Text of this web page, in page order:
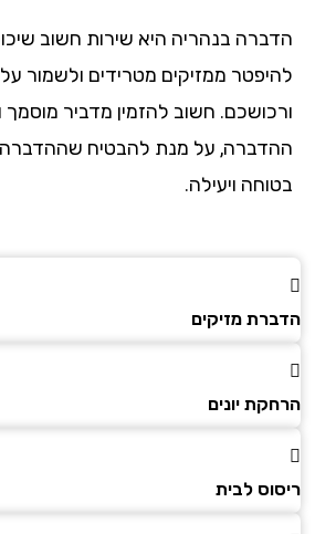
הדברה בנהריה היא שירות חשוב
להיפטר ממזיקים מטרידים ולשמור
ורכושכם. חשוב להזמין מדביר מוסמך
ההדברה, על מנת להבטיח
בטוחה ויעילה.
הדברת מזיקים
הרחקת יונים
ריסוס לבית